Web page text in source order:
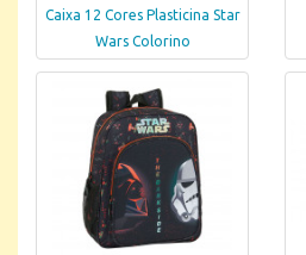
Caixa 12 Cores Plasticina Star
Wars Colorino